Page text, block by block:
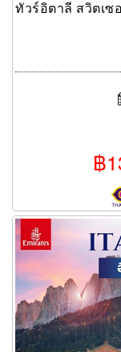
ทัวร์อิตาลี สวิตเซ
฿
ทัวร์อิตาลี ออสเตรีย 8